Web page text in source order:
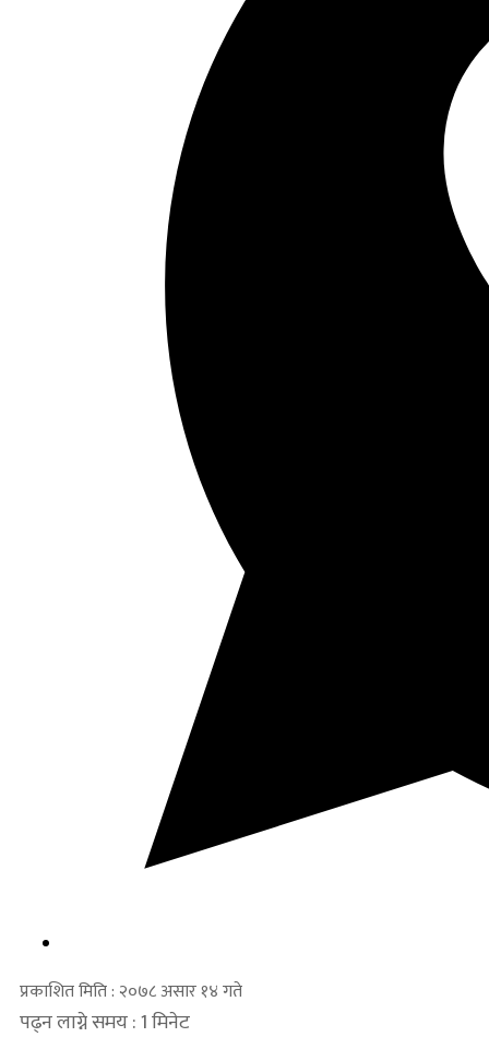
प्रकाशित मिति : २०७८ असार १४ गते
पढ्न लाग्ने समय : 1 मिनेट